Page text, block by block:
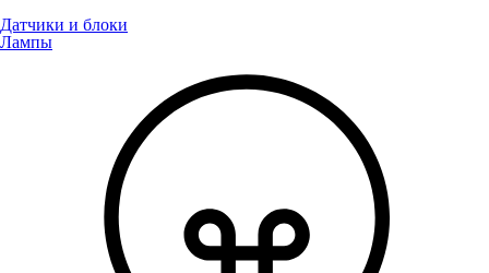
Датчики и блоки
Лампы